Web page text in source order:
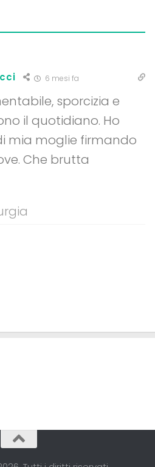
6 mesi fa
sporcizia e
il quotidiano. Ho
mia moglie firmando
Che brutta